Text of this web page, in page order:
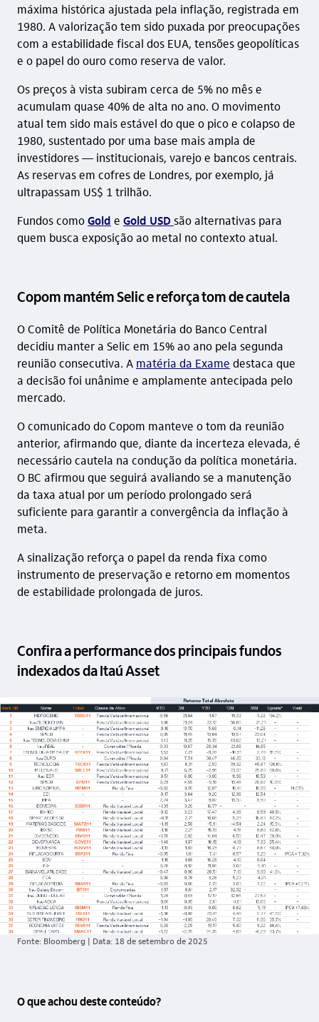
máxima histórica ajustada pela inflação, registrada em
1980. A valorização tem sido puxada por preocupações
com a estabilidade fiscal dos EUA, tensões geopolíticas
e o papel do ouro como reserva de valor.
Os preços à vista subiram cerca de 5% no mês e
acumulam quase 40% de alta no ano. O movimento
atual tem sido mais estável do que o pico e colapso de
1980, sustentado por uma base mais ampla de
investidores — institucionais, varejo e bancos centrais.
As reservas em cofres de Londres, por exemplo, já
ultrapassam US$ 1 trilhão.
Fundos comoGold e Gold USD são alternativas para
quem busca exposição ao metal no contexto atual.
Copom mantém Selic e reforça tom de cautela
O Comitê de Política Monetária do Banco Central
decidiu manter a Selic em 15% ao ano pela segunda
reunião consecutiva. A matéria da Exame destaca que
a decisão foi unânime e amplamente antecipada pelo
mercado.
O comunicado do Copom manteve o tom da reunião
anterior, afirmando que, diante da incerteza elevada, é
necessário cautela na condução da política monetária.
O BC afirmou que seguirá avaliando se a manutenção
da taxa atual por um período prolongado será
suficiente para garantir a convergência da inflação à
meta.
A sinalização reforça o papel da renda fixa como
instrumento de preservação e retorno em momentos
de estabilidade prolongada de juros.
Confira a performance dos principais fundos
indexados da Itaú Asset
Fonte: Bloomberg | Data: 18 de setembro de 2025
O que achou deste conteúdo?